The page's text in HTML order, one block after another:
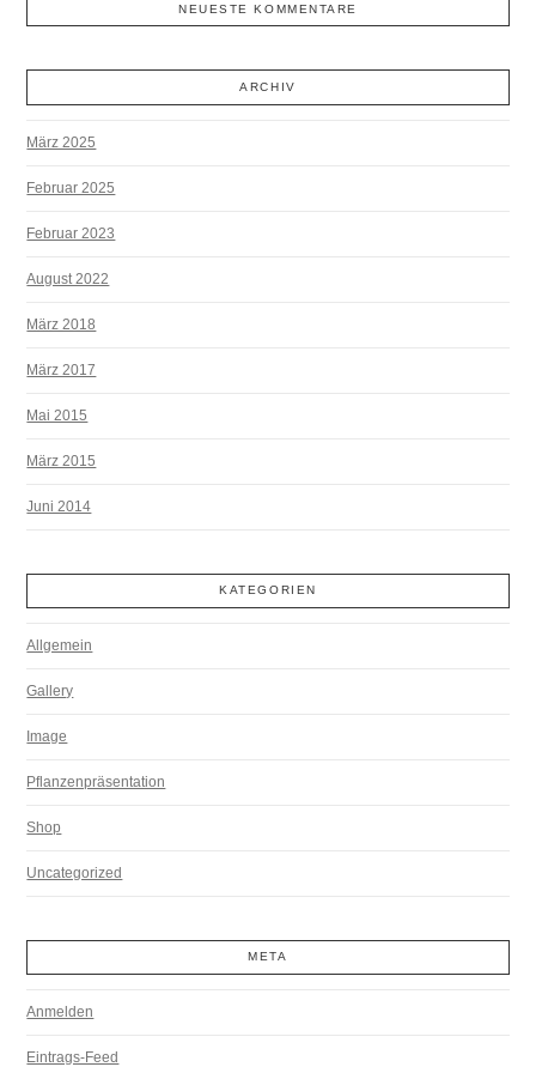
NEUESTE KOMMENTARE
ARCHIV
März 2025
Februar 2025
Februar 2023
August 2022
März 2018
März 2017
Mai 2015
März 2015
Juni 2014
KATEGORIEN
Allgemein
Gallery
Image
Pflanzenpräsentation
Shop
Uncategorized
META
Anmelden
Eintrags-Feed